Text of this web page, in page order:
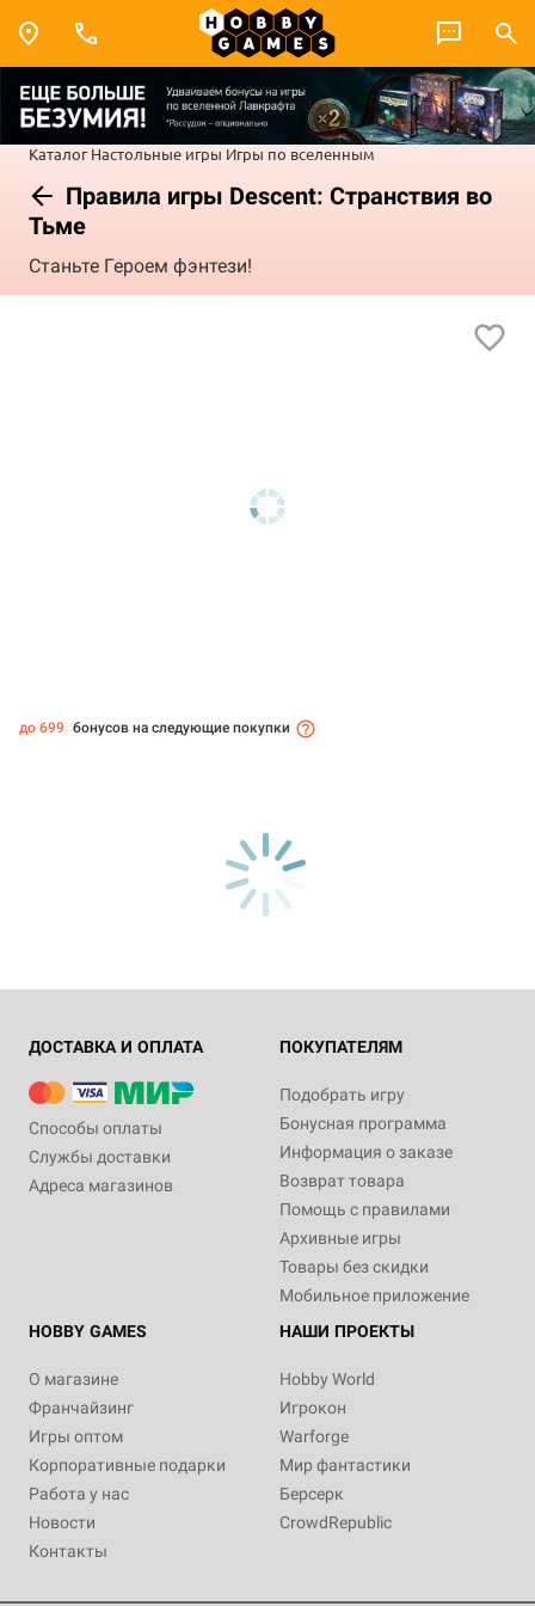
Каталог Настольные игры Игры по вселенным
Правила игры Descent: Странствия во
Тьме
Станьте Героем фэнтези!
до 699 бонусов на следующие покупки
ДОСТАВКА И ОПЛАТА
Способы оплаты
Службы доставки
Адреса магазинов
ПОКУПАТЕЛЯМ
Подобрать игру
Бонусная программа
Информация о заказе
Возврат товара
Помощь с правилами
Архивные игры
Товары без скидки
Мобильное приложение
HOBBY GAMES
О магазине
Франчайзинг
Игры оптом
Корпоративные подарки
Работа у нас
Новости
Контакты
НАШИ ПРОЕКТЫ
Hobby World
Игрокон
Warforge
Мир фантастики
Берсерк
CrowdRepublic